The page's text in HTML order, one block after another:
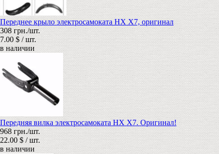
Переднее крыло электросамоката HX X7, оригинал
308 грн./шт.
7.00 $ / шт.
в наличии
Передняя вилка электросамоката HX X7. Оригинал!
968 грн./шт.
22.00 $ / шт.
в наличии